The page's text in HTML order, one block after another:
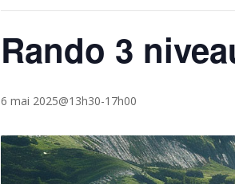
Rando 3
6 mai 2025@13h30-17h00